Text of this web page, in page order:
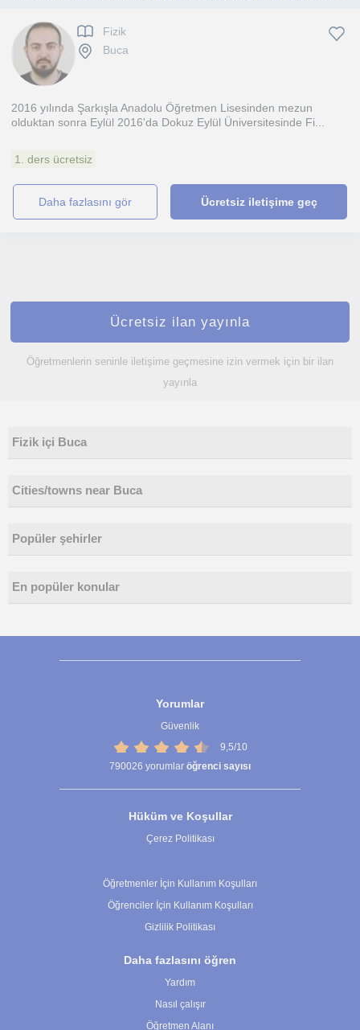
Fizik
Buca
2016 yılında Şarkışla Anadolu Öğretmen Lisesinden mezun
olduktan sonra Eylül 2016'da Dokuz Eylül Üniversitesinde Fi...
1. ders ücretsiz
daha fazlasını gör Ücretsiz iletişime geç
Ücretsiz ilan yayınla
Öğretmenlerin seninle iletişime geçmesine izin vermek için bir ilan
yayınla
Fizik içi Buca
Cities/towns near Buca
Popüler şehirler
En popüler konular
Yorumlar
Güvenlik
9,5/10
790026 yorumlar öğrenci sayısı
Hüküm ve Koşullar
Çerez Politikası
Öğretmenler İçin Kullanım Koşulları
Öğrenciler İçin Kullanım Koşulları
Gizlilik Politikası
Daha fazlasını öğren
Yardım
Nasıl çalışır
Öğretmen Alanı